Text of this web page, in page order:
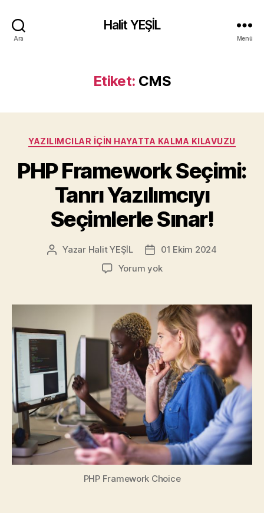
Ara
Halit YEŞİL
Menü
Etiket: CMS
Kategoriler
YAZILIMCILAR İÇIN HAYATTA KALMA KILAVUZU
PHP Framework Seçimi:
Tanrı Yazılımcıyı
Seçimlerle Sınar!
Yazının
Yazar Halit YEŞİL
Yazı
tarihi
01 Ekim 2024
Yorum yokPHP
Tanrı
Yazılımcıyı
Seçimlerle
Sınar!
PHP Framework Choice